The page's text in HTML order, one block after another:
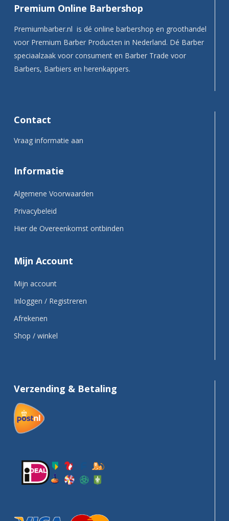
Premium Online Barbershop
Premiumbarber.nl is dé online barbershop en groothandel
voor Premium Barber Producten in Nederland. Dé Barber
speciaalzaak voor consument en Barber Trade voor
Barbers, Barbiers en herenkappers.
Contact
Vraag informatie aan
Informatie
Algemene Voorwaarden
Privacybeleid
Hier de Overeenkomst ontbinden
Mijn Account
Mijn account
Inloggen / Registreren
Afrekenen
Shop / winkel
Verzending & Betaling